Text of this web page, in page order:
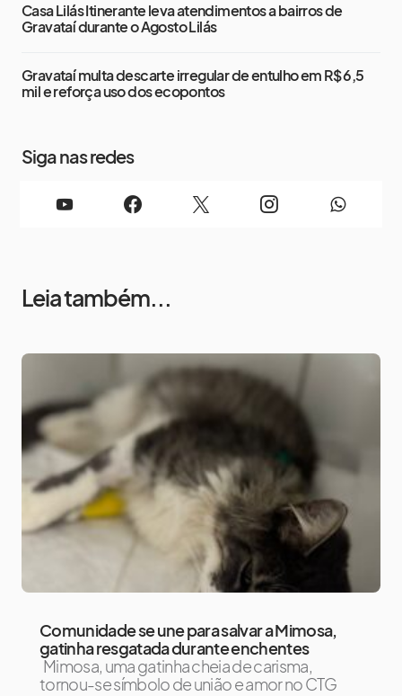
Casa Lilás Itinerante leva atendimentos a bairros de
Gravataí durante o Agosto Lilás
Gravataí multa descarte irregular de entulho em R$ 6,5
mil e reforça uso dos ecopontos
Siga nas redes
Leia também...
Comunidade se une para salvar a Mimosa,
gatinha resgatada durante enchentes
Mimosa, uma gatinha cheia de carisma,
tornou-se símbolo de união e amor no CTG